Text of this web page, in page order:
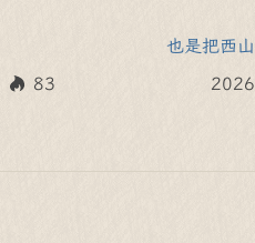
83
也是把西